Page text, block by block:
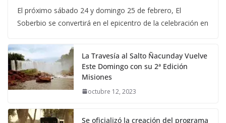
El próximo sábado 24 y domingo 25 de febrero, El
Soberbio se convertirá en el epicentro de la celebración en
La Travesía al Salto Ñacunday Vuelve
Este Domingo con su 2ª Edición
Misiones
octubre 12, 2023
Se oficializó la creación del programa